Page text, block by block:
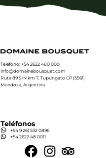
Teléfono: +54 2622 480 000
info@domainebousquet.com
Ruta 89 S/N km 7, Tupungato CP (5561)
Mendoza, Argentina
Teléfonos
+54 9 261 532 0896
+54 2622 48 0011